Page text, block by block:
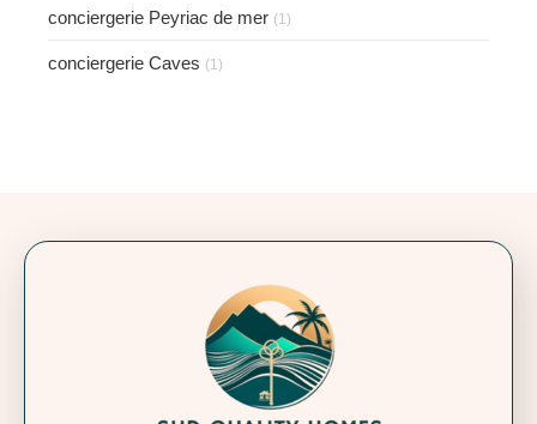
conciergerie Peyriac de mer (1)
conciergerie Caves (1)